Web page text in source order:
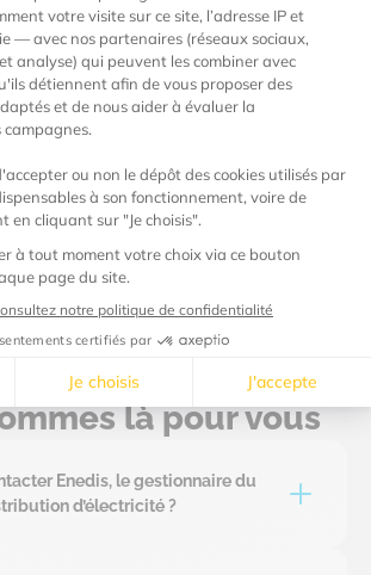
Solaire
notre électricité provient du
en France pour vos besoins
quotidiens.
là pour vous
Enedis, le gestionnaire du
d’électricité ?